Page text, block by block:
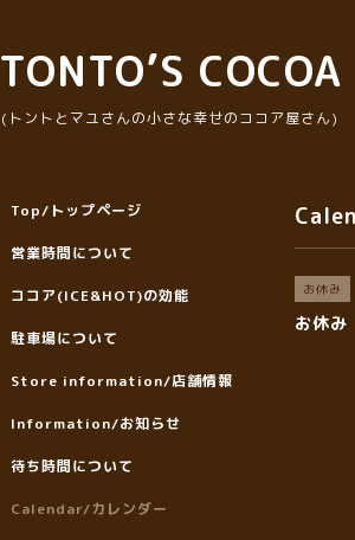
TONTO’S COCOA
(トントとマユさんの小さな幸せのココア屋さん)
お休み
お休み
Top/トップページ
営業時間について
ココア(ICE&HOT)の効能
駐車場について
Store information/店舗情報
Information/お知らせ
待ち時間について
Calendar/カレンダー